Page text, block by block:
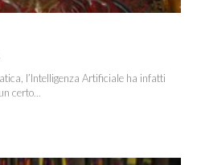
l’Intelligenza Artificiale ha infatti
certo...